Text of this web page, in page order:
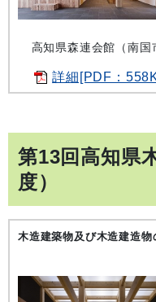
高知県森連会館（南国
詳細[PDF：
第13回高知県
度）
木造建築物及び木造建造